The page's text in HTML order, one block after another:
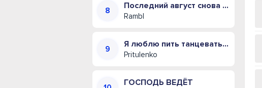
Последний август снова пахнет морем
Rambl
Я люблю пить танцевать и драться
Pritulenko
ГОСПОДЬ ВЕДЁТ